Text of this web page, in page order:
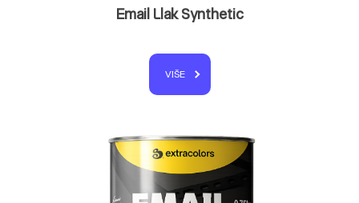
Email Llak Synthetic
VIŠE